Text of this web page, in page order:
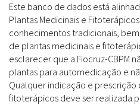
Este banco de dados está
Plantas Medicinais e
conhecimentos tradicionais,
de plantas medicinais e
esclarecer que a Fiocruz-CBPM
plantas para automedicação e
Qualquer indicação e prescrição
fitoterápicos deve ser realizada